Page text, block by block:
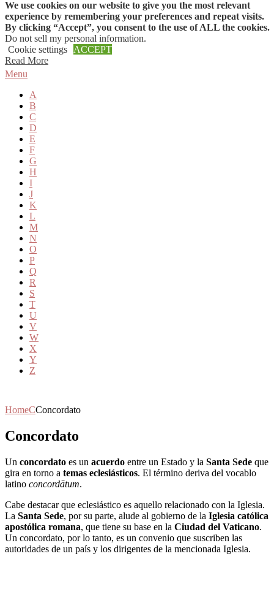
Skip to content
Menu
A
B
C
D
E
F
G
H
I
J
K
L
M
N
O
P
Q
R
S
T
U
V
W
X
Y
Z
HomeCConcordato
Concordato
Un concordato es un acuerdo entre un Estado y la Santa Sede que
gira en torno a temas eclesiásticos. El término deriva del vocablo
latino concordātum.
Cabe destacar que eclesiástico es aquello relacionado con la Iglesia.
La Santa Sede, por su parte, alude al gobierno de la Iglesia católica
apostólica romana, que tiene su base en la Ciudad del Vaticano.
Un concordato, por lo tanto, es un convenio que suscriben las
autoridades de un país y los dirigentes de la mencionada Iglesia.
We use cookies on our website to give you the most relevant
experience by remembering your preferences and repeat visits.
By clicking “Accept”, you consent to the use of ALL the cookies.
Do not sell my personal information.
Cookie settings
ACCEPT
Read More